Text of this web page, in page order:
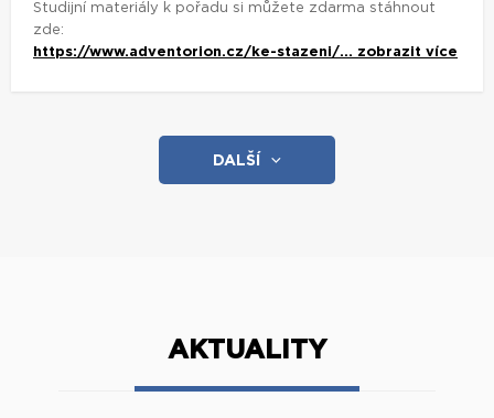
Studijní materiály k pořadu si můžete zdarma stáhnout
zde:
https://www.adventorion.cz/ke-stazeni/... zobrazit více
DALŠÍ
AKTUALITY